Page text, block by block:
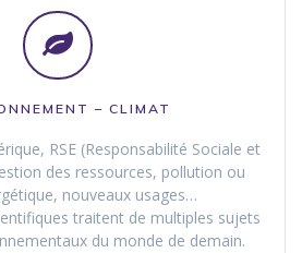
– CLIMAT
RSE (Responsabilité Sociale et
des ressources, pollution ou
nouveaux usages…
traitent de multiples sujets
du monde de demain.